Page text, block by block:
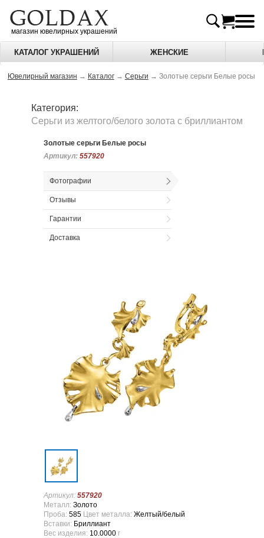
магазин ювелирных украшений
КАТАЛОГ УКРАШЕНИЙ ЖЕНСКИЕ
Ювелирный магазин → Каталог → Серьги → Золотые серьги Белые росы
Категория:
Серьги из желтого/белого золота c бриллиантом
Золотые серьги Белые росы
Артикул: 557920
Артикул: 557920
Фотографии
Отзывы
Гарантии
Доставка
Артикул: 557920
Металл: Золото
Проба: 585 Цвет металла: Желтый/белый
Вставки: Бриллиант
Вес изделия: 10.0000 г